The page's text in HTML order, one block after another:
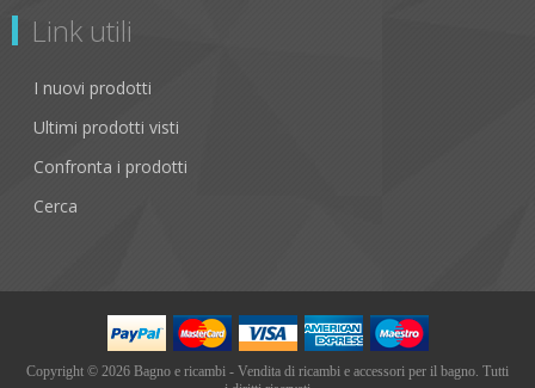
Link utili
I nuovi prodotti
Ultimi prodotti visti
Confronta i prodotti
Cerca
Copyright © 2026 Bagno e ricambi - Vendita di ricambi e accessori per il bagno. Tutti